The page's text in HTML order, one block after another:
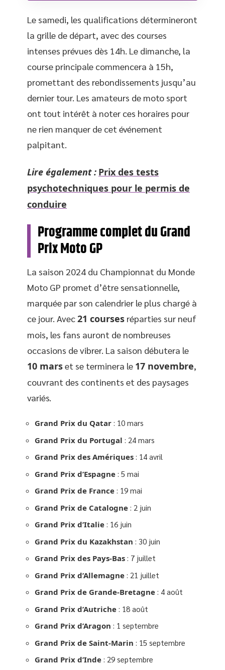
Le samedi, les qualifications détermineront
la grille de départ, avec des courses
intenses prévues dès 14h. Le dimanche, la
course principale commencera à 15h,
promettant des rebondissements jusqu’au
dernier tour. Les amateurs de moto sport
ont tout intérêt à noter ces horaires pour
ne rien manquer de cet événement
palpitant.
Lire également : Prix des tests
psychotechniques pour le permis de
conduire
Programme complet du Grand
Prix Moto GP
La saison 2024 du Championnat du Monde
Moto GP promet d’être sensationnelle,
marquée par son calendrier le plus chargé à
ce jour. Avec21 courses réparties sur neuf
mois, les fans auront de nombreuses
occasions de vibrer. La saison débutera le
10 marset se terminera le 17 novembre,
couvrant des continents et des paysages
variés.
Grand Prix du Qatar : 10 mars
Grand Prix du Portugal : 24 mars
Grand Prix des Amériques : 14 avril
Grand Prix d’Espagne : 5 mai
Grand Prix de France : 19 mai
Grand Prix de Catalogne : 2 juin
Grand Prix d’Italie : 16 juin
Grand Prix du Kazakhstan : 30 juin
Grand Prix des Pays-Bas : 7 juillet
Grand Prix d’Allemagne : 21 juillet
Grand Prix de Grande-Bretagne : 4 août
Grand Prix d’Autriche : 18 août
Grand Prix d’Aragon : 1 septembre
Grand Prix de Saint-Marin : 15 septembre
Grand Prix d’Inde : 29 septembre